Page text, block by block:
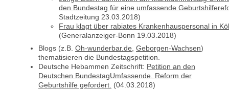
den Bundestag für eine umfassende
Stadtzeitung 23.03.2018)
Frau klagt über rabiates Krankenhauspersonal in
(Generalanzeiger-Bonn 19.03.2018)
Blogs (z.B. Oh-wunderbar.de Geborgen-Wachsen)
thematisieren die Bundestagspetition.
Deutsche Hebammen Zeitschrift: Petition an den
Deutschen BundestagUmfassende. Reform der
Geburtshilfe gefordert. (04.03.2018)